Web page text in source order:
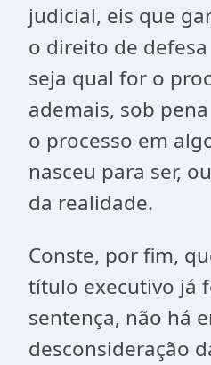
judicial, eis que
o direito de
seja qual for o
ademais, sob
o processo em
nasceu para ser,
da realidade.
Conste, por fim,
título executivo já
sentença, não há
desconsideração